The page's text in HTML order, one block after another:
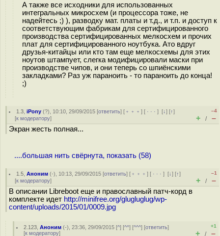
А также все исходники для использованных
интегральных микросхем (и процессора тоже, не
надейтесь ;) ), разводку мат. платы и т.д., и т.п. и доступ к
соответствующим фабрикам для сертифицированного
производства сертифицированных мелкосхем и прочих
плат для сертифицированного ноутбука. Ато вдруг
друзья-китайцы или кто там еще мелкосхемы для этих
ноутов штампует, слегка модифицировали маски при
производстве чипов, и они теперь со шпиёнскими
закладками? Раз уж параноить - то параноить до конца!
;)
1.3 ,iPony (?), 10:10, 29/09/2015 [ответить] [ ﹢﹢﹢] [ · · ·][↓] [↑]
[к модератору]
–4
+ / –
Экран жесть полная...
....большая нить свёрнута, показать (58)
1.5 ,Аноним (-), 10:13, 29/09/2015 [ответить] [ ﹢﹢﹢] [ · · ·][↓] [↑]
[к модератору]
–1
+ / –
В описании Libreboot еще и православный патч-корд в
комплекте идет http://minifree.org/glugluglug/wp-
content/uploads/2015/01/0009.jpg
2.123 ,Аноним (-), 23:36, 29/09/2015 [^] [^^] [^^^] [ответить]
[к модератору]
+1
+ / –